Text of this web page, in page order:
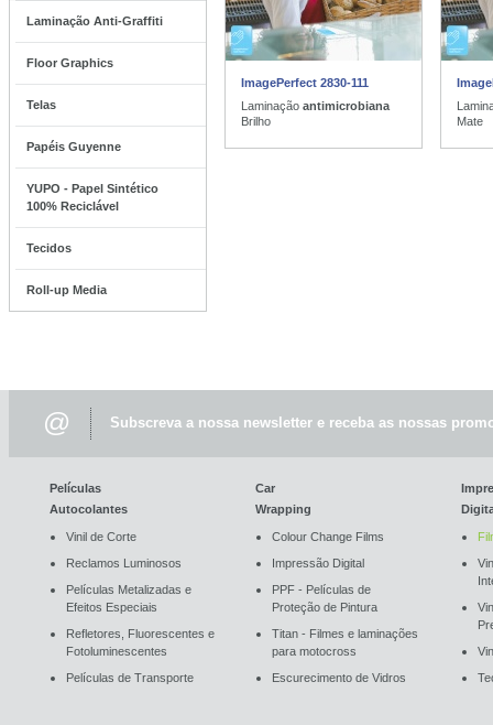
Laminação Anti-Graffiti
Floor Graphics
Telas
Papéis Guyenne
YUPO - Papel Sintético
100% Reciclável
Tecidos
Roll-up Media
ImagePerfect 2830-111
Laminação antimicrobiana
Brilho
Mate
@ Subscreva a nossa newsletter e receba as nossas
Películas
Autocolantes
Vinil de Corte
Reclamos Luminosos
Películas Metalizadas e
Efeitos Especiais
Refletores, Fluorescentes e
Fotoluminescentes
Películas de Transporte
Car
Wrapping
Colour Change Films
Impressão Digital
PPF - Películas de
Proteção de Pintura
Titan - Filmes e laminações
para motocross
Escurecimento de Vidros